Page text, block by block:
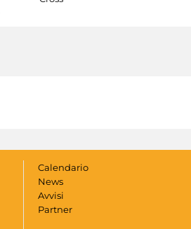
Calendario
News
Avvisi
Partner